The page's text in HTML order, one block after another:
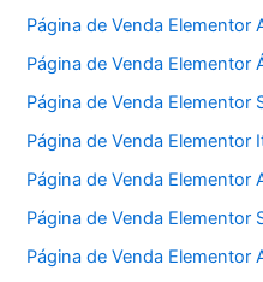
Página de Venda Elementor
Página de Venda Elementor
Página de Venda Elementor
Página de Venda Elementor
Página de Venda Elementor
Página de Venda Elementor
Página de Venda Elementor